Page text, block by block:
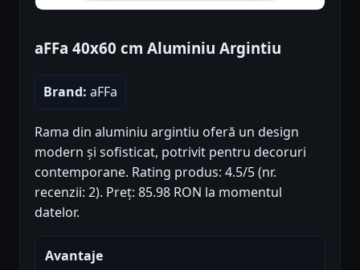
aFFa 40x60 cm Aluminiu Argintiu
Brand: aFFa
Rama din aluminiu argintiu oferă un design
modern și sofisticat, potrivit pentru decoruri
contemporane. Rating produs: 4.5/5 (nr.
recenzii: 2). Preț: 85.98 RON la momentul
datelor.
Avantaje